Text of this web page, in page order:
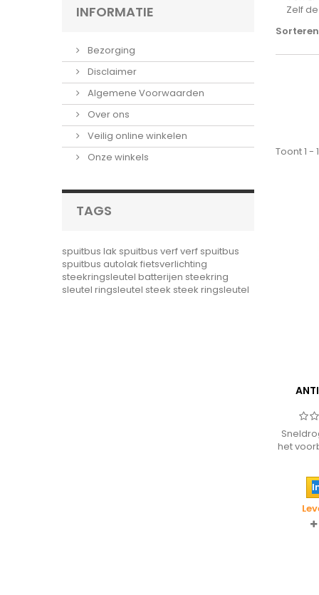
INFORMATIE
Bezorging
Disclaimer
Algemene Voorwaarden
Over ons
Veilig online winkelen
Onze winkels
TAGS
spuitbus lak spuitbus verfverf spuitbus
spuitbus autolak fietsverlichting
steekringsleutel batterijen steekring
sleutel ringsleutel steek steek ringsleutel
Zelf
Toont 1 -
het
als
met
zeer